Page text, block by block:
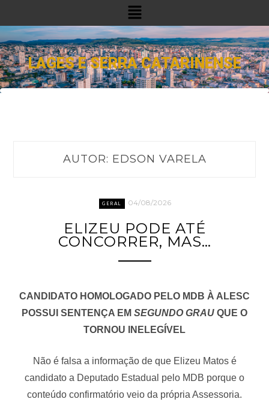
Menu
LAGES E SERRA CATARINENSE
AUTOR: EDSON VARELA
GERAL 04/08/2026
ELIZEU PODE ATÉ
CONCORRER, MAS…
CANDIDATO HOMOLOGADO PELO MDB À ALESC
POSSUI SENTENÇA EM SEGUNDO GRAU QUE O
TORNOU INELEGÍVEL
Não é falsa a informação de que Elizeu Matos é
candidato a Deputado Estadual pelo MDB porque o
conteúdo confirmatório veio da própria Assessoria.